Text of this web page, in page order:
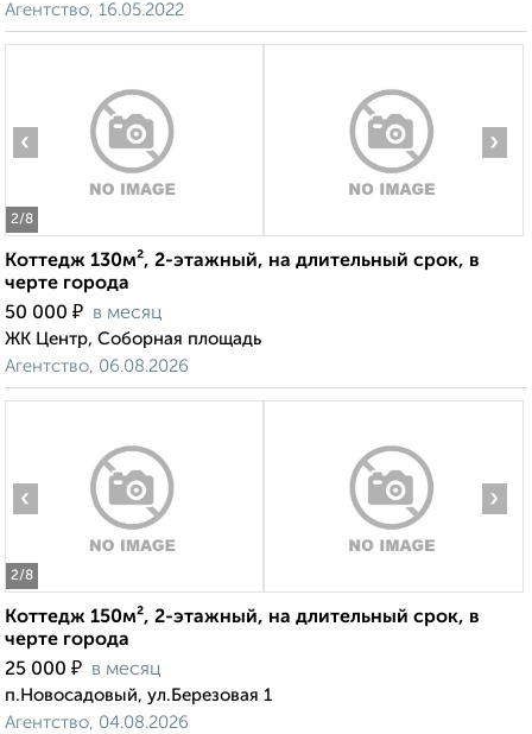
Агентство, 16.05.2022
2/8
‹ ›
Коттедж 130м², 2-этажный, на длительный срок, в
черте города
50 000 ₽ в месяц
ЖК Центр, Соборная площадь
Агентство, 06.08.2026
2/8
‹ ›
Коттедж 150м², 2-этажный, на длительный срок, в
черте города
25 000 ₽ в месяц
п.Новосадовый, ул.Березовая 1
Агентство, 04.08.2026